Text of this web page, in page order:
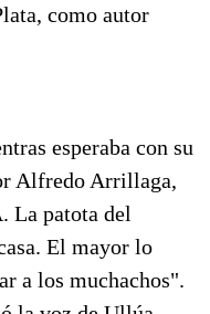
como autor
esperaba con su
Alfredo Arrillaga,
La patota del
El mayor lo
a los muchachos".